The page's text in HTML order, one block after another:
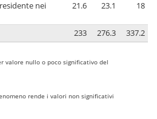
nei
21.6 23.1 18
233 276.3 337.2
valore nullo o poco significativo del
rende i valori non significativi